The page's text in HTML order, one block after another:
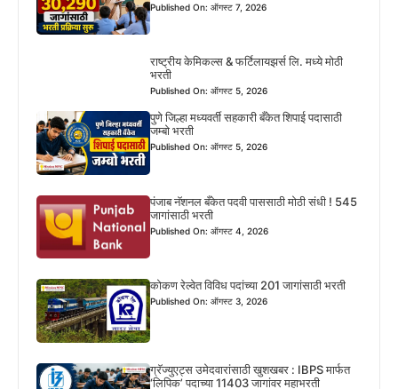
Published On: ऑगस्ट 7, 2026
राष्ट्रीय केमिकल्स & फर्टिलायझर्स लि. मध्ये मोठी
भरती
Published On: ऑगस्ट 5, 2026
पुणे जिल्हा मध्यवर्ती सहकारी बँकेत शिपाई पदासाठी
जम्बो भरती
Published On: ऑगस्ट 5, 2026
पंजाब नॅशनल बँकेत पदवी पाससाठी मोठी संधी ! 545
जागांसाठी भरती
Published On: ऑगस्ट 4, 2026
कोकण रेल्वेत विविध पदांच्या 201 जागांसाठी भरती
Published On: ऑगस्ट 3, 2026
ग्रॅज्युएट्स उमेदवारांसाठी खुशखबर : IBPS मार्फत
‘लिपिक’ पदाच्या 11403 जागांवर महाभरती